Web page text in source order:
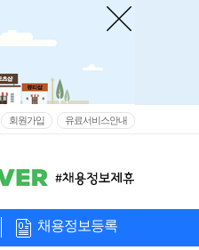
회원가입 유료서비스안내
채용정보등록